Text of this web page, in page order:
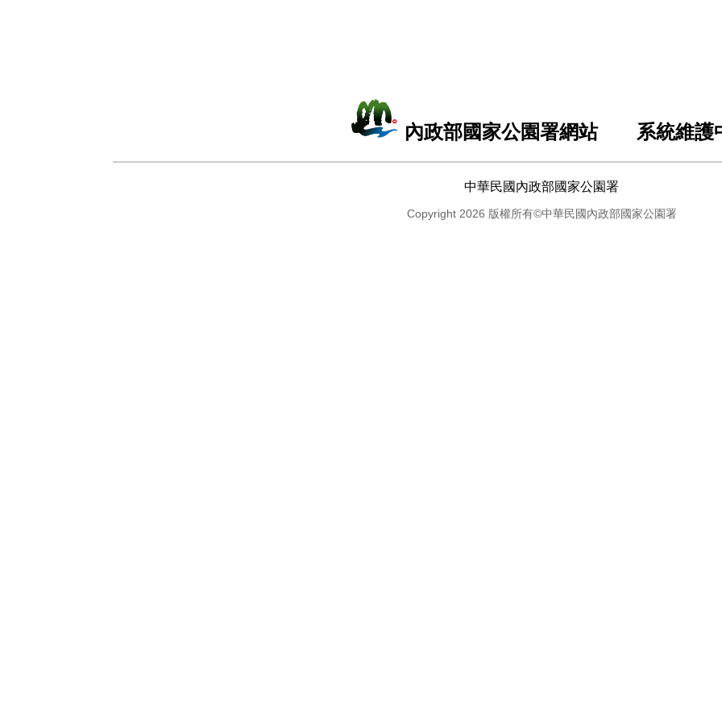
內政部國家公園署網站 系統維護
中華民國內政部國家公園署
Copyright 2026 版權所有©中華民國內政部國家公園署